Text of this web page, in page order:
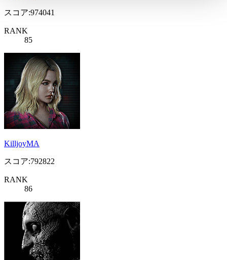
スコア:974041
RANK
85
KilljoyMA
スコア:792822
RANK
86